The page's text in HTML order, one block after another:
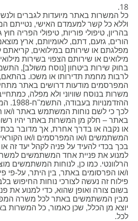
כל המשרות באתר מיועדות לגברים
וללא כל קשר למעמדם האישי, נטייתם
בהריון, טיפולי פוריות, טיפולי הפריה חוץ
הורים, גזעם, דתם, לאומיותם, ארץ
מפלגתם או שירותם במילואים, קריאתם
מילואים או שירותם הצפוי בשירות
לרבות מחמת תדירותו או משכו.
המפרסמים מודעות דרושים באתר
משרות בנוסח שוויוני ולא מפלה, כמתחייב
לכך כי לשם נוחות המשתמש באתר ו/
באתר – חלק מן המשרות באתר יהיו
או נקבה או בדרך אחרת, אך מדובר
המשתמשים ו/או המפרסמים ו/או
בכך בכדי להעיד על פניה לקהל יעד זה
למנוע את פניית אחד המשתמשים
הרלוונטי. כמו כן, לנוחות המשתמשים
ו/או הפרסומים באתר, בין היתר, על-פי
פילוח זה נעשה לצורכי נוחות החיפוש
בשום צורה ואופן שהוא, כדי למנוע את
מבין המשתמשים באתר לכל משרה
יוצא מן הכלל, שכן כאמור, כל המשרות
לכל.